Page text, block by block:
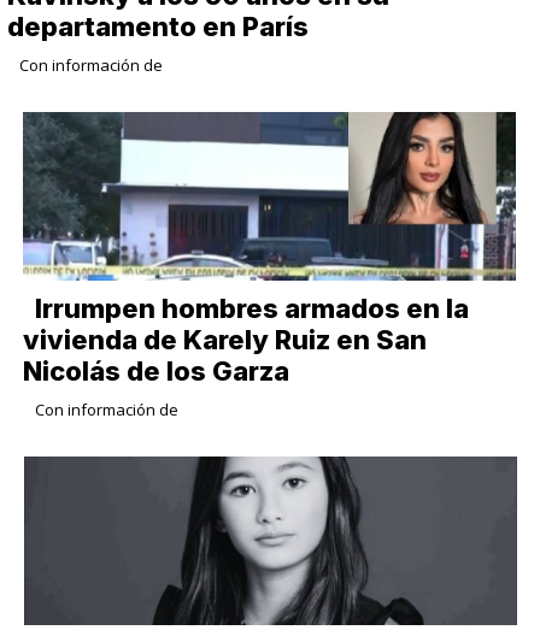
departamento en París
Con información de
Irrumpen hombres armados en la
vivienda de Karely Ruiz en San
Nicolás de los Garza
Con información de